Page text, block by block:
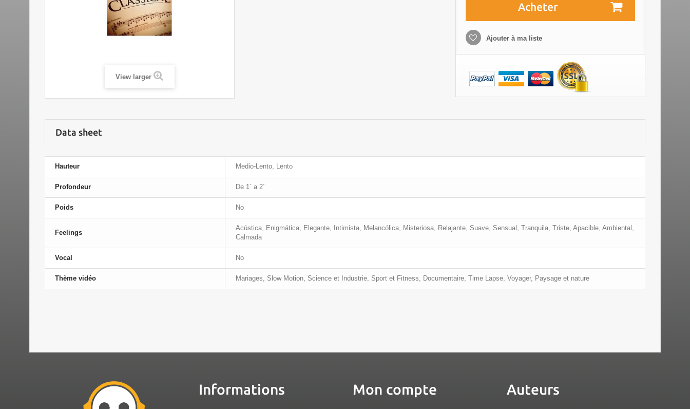
View larger
Acheter
Ajouter à ma liste
Data sheet
Hauteur Medio-Lento, Lento
Profondeur De 1´ a 2´
Poids No
Feelings
Acústica, Enigmática, Elegante, Intimista, Melancólica, Misteriosa, Relajante, Suave, Sensual, Tranquila, Triste, Apacible, Ambiental,
Calmada
Vocal No
Thème vidéo Mariages, Slow Motion, Science et Industrie, Sport et Fitness, Documentaire, Time Lapse, Voyager, Paysage et nature
Informations Mon compte Auteurs